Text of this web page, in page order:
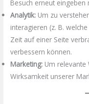
Besuch erneut eingeben
Analytik: Um zu
interagieren (z. B.
Zeit auf einer Seite
verbessern können.
Marketing: Um relevante
Wirksamkeit unserer